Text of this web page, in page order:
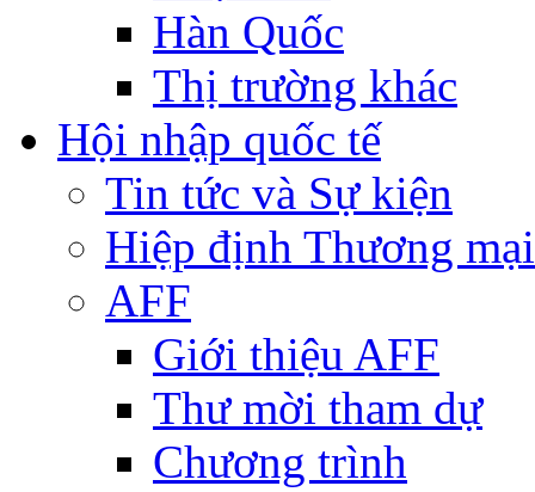
Hàn Quốc
Thị trường khác
Hội nhập quốc tế
Tin tức và Sự kiện
Hiệp định Thương
AFF
Giới thiệu AFF
Thư mời tham dự
Chương trình